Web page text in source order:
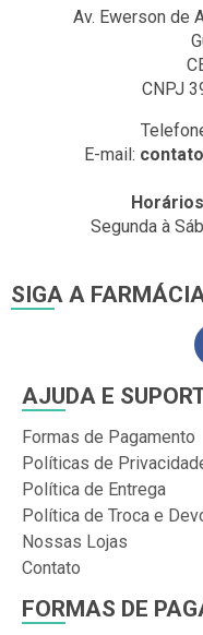
Av. Ewerson de
CNPJ
E-mail:
Segunda à
SIGA A
AJUDA E
Formas de Pagamento
Políticas de
Política de Entrega
Política de Troca e
Nossas Lojas
Contato
FORMAS DE